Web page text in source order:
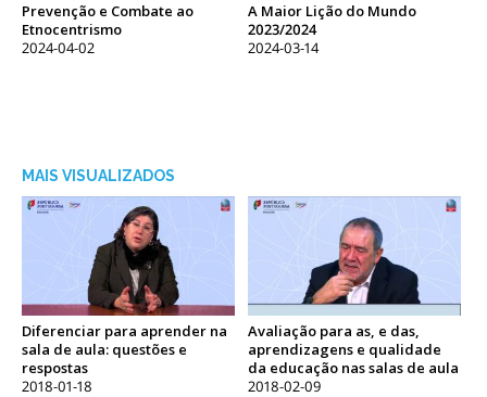
Prevenção e Combate ao
Etnocentrismo
2024-04-02
A Maior Lição do Mundo
2023/2024
2024-03-14
MAIS VISUALIZADOS
Diferenciar para aprender na
sala de aula: questões e
respostas
2018-01-18
Avaliação para as, e das,
aprendizagens e qualidade
da educação nas salas de aula
2018-02-09